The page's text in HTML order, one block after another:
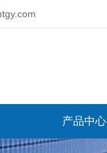
产品中心